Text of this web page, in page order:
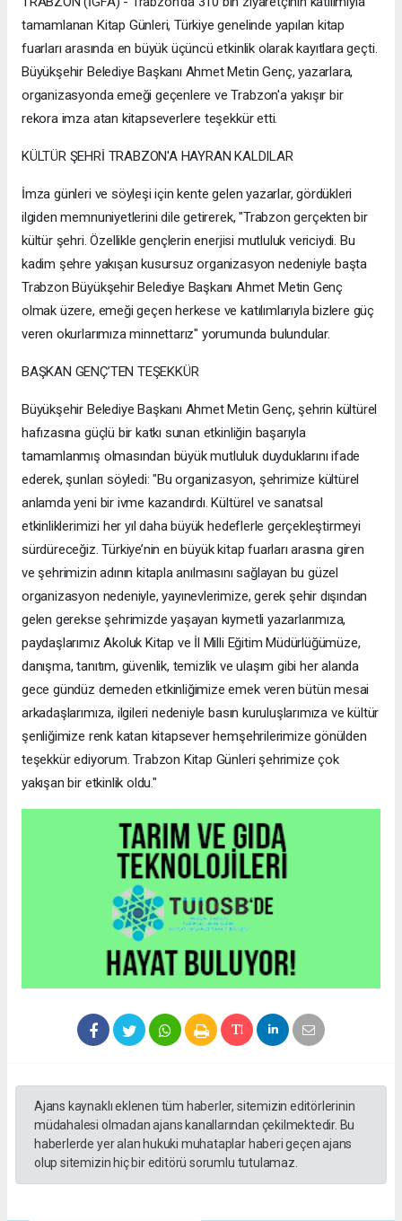
tamamlanan Kitap Günleri, Türkiye genelinde yapılan kitap
fuarları arasında en büyük üçüncü etkinlik olarak kayıtlara geçti.
Büyükşehir Belediye Başkanı Ahmet Metin Genç, yazarlara,
organizasyonda emeği geçenlere ve Trabzon'a yakışır bir
rekora imza atan kitapseverlere teşekkür etti.
KÜLTÜR ŞEHRİ TRABZON'A HAYRAN KALDILAR
İmza günleri ve söyleşi için kente gelen yazarlar, gördükleri
ilgiden memnuniyetlerini dile getirerek, "Trabzon gerçekten bir
kültür şehri. Özellikle gençlerin enerjisi mutluluk vericiydi. Bu
kadim şehre yakışan kusursuz organizasyon nedeniyle başta
Trabzon Büyükşehir Belediye Başkanı Ahmet Metin Genç
olmak üzere, emeği geçen herkese ve katılımlarıyla bizlere güç
veren okurlarımıza minnettarız" yorumunda bulundular.
BAŞKAN GENÇ’TEN TEŞEKKÜR
Büyükşehir Belediye Başkanı Ahmet Metin Genç, şehrin kültürel
hafızasına güçlü bir katkı sunan etkinliğin başarıyla
tamamlanmış olmasından büyük mutluluk duyduklarını ifade
ederek, şunları söyledi: "Bu organizasyon, şehrimize kültürel
anlamda yeni bir ivme kazandırdı. Kültürel ve sanatsal
etkinliklerimizi her yıl daha büyük hedeflerle gerçekleştirmeyi
sürdüreceğiz. Türkiye’nin en büyük kitap fuarları arasına giren
ve şehrimizin adının kitapla anılmasını sağlayan bu güzel
organizasyon nedeniyle, yayınevlerimize, gerek şehir dışından
gelen gerekse şehrimizde yaşayan kıymetli yazarlarımıza,
paydaşlarımız Akoluk Kitap ve İl Milli Eğitim Müdürlüğümüze,
danışma, tanıtım, güvenlik, temizlik ve ulaşım gibi her alanda
gece gündüz demeden etkinliğimize emek veren bütün mesai
arkadaşlarımıza, ilgileri nedeniyle basın kuruluşlarımıza ve kültür
şenliğimize renk katan kitapsever hemşehrilerimize gönülden
teşekkür ediyorum. Trabzon Kitap Günleri şehrimize çok
yakışan bir etkinlik oldu."
Ajans kaynaklı eklenen tüm haberler, sitemizin editörlerinin
müdahalesi olmadan ajans kanallarından çekilmektedir. Bu
haberlerde yer alan hukuki muhataplar haberi geçen ajans
olup sitemizin hiç bir editörü sorumlu tutulamaz.